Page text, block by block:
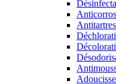
Antitartres